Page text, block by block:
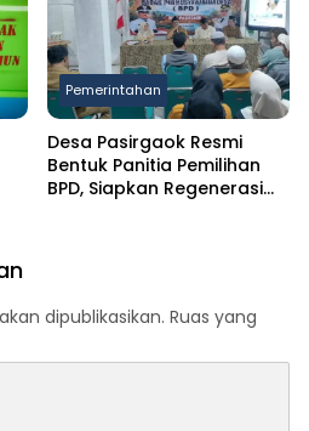
Pemerintahan
Desa Pasirgaok Resmi
Bentuk Panitia Pemilihan
BPD, Siapkan Regenerasi
dipublikasikan. Ruas yang